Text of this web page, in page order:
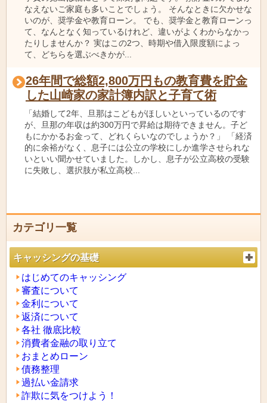
なえないご家庭も多いことでしょう。 そんなときに欠かせな
いのが、奨学金や教育ローン。 でも、奨学金と教育ローンっ
て、なんとなく知っているけれど、違いがよくわからなかっ
たりしませんか？ 実はこの2つ、時期や借入限度額によっ
て、どちらを選ぶべきかが...
26年間で総額2,800万円もの教育費を貯金
した山崎家の家計簿内訳と子育て術
「結婚して2年、旦那はこどもがほしいといっているのです
が、旦那の年収は約300万円で昇給は期待できません。子ど
もにかかるお金って、どれくらいなのでしょうか？」 「経済
的に余裕がなく、息子には公立の学校にしか進学させられな
いといい聞かせていました。しかし、息子が公立高校の受験
に失敗し、選択肢が私立高校...
カテゴリ一覧
キャッシングの基礎
はじめてのキャッシング
審査について
金利について
返済について
各社 徹底比較
消費者金融の取り立て
おまとめローン
債務整理
過払い金請求
詐欺に気をつけよう！